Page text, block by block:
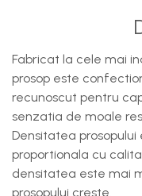
Fabricat la cele mai
prosop este
recunoscut pentru
senzatia de moale
Densitatea
proportionala cu
densitatea este mai
prosopului creste.